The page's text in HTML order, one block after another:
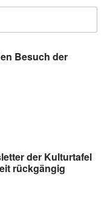
Besuch der
der Kulturtafel
rückgängig